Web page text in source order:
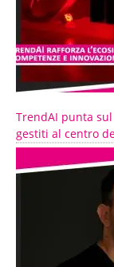
TrendAI punta
gestiti al centro